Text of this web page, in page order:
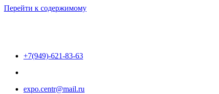
Перейти к содержимому
+7(949)-621-83-63
expo.centr@mail.ru